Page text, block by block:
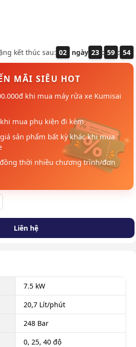
kết thúc sau: 02 ngày 23 : 59 : 54
MÃI SIÊU HOT
khi mua máy rửa xe Kumisai
mua phụ kiện đi kèm
sản phẩm bất kỳ khác khi mua
thời nhiều chương trình/đơn
Liên hệ
7.5 kW
20,7 Lít/phút
248 Bar
0, 25, 40 độ